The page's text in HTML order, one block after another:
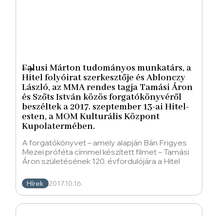
Falusi Márton tudományos munkatárs, a
Hitel folyóirat szerkesztője és Ablonczy
László, az MMA rendes tagja Tamási Áron
és Szőts István közös forgatókönyvéről
beszéltek a 2017. szeptember 13-ai Hitel-
esten, a MOM Kulturális Központ
Kupolatermében.
A forgatókönyvet – amely alapján Bán Frigyes
Mezei próféta címmel készített filmet – Tamási
Áron születésének 120. évfordulójára a Hitel
Hírek 2017.10.16.